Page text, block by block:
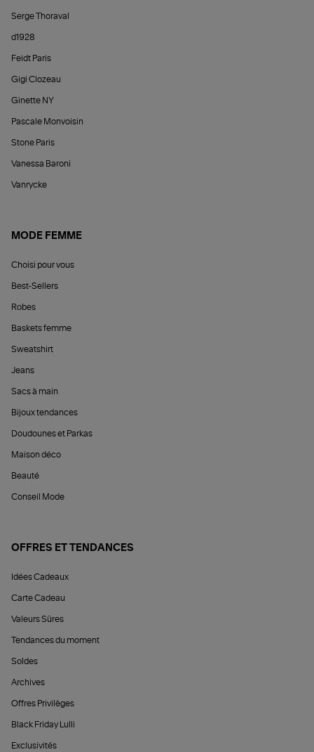
Serge Thoraval
d1928
Feidt Paris
Gigi Clozeau
Ginette NY
Pascale Monvoisin
Stone Paris
Vanessa Baroni
Vanrycke
MODE FEMME
Choisi pour vous
Best-Sellers
Robes
Baskets femme
Sweatshirt
Jeans
Sacs à main
Bijoux tendances
Doudounes et Parkas
Maison déco
Beauté
Conseil Mode
OFFRES ET TENDANCES
Idées Cadeaux
Carte Cadeau
Valeurs Sûres
Tendances du moment
Soldes
Archives
Offres Privilèges
Black Friday Lulli
Exclusivités